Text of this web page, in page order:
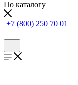
По каталогу
+7 (800) 250 70 01